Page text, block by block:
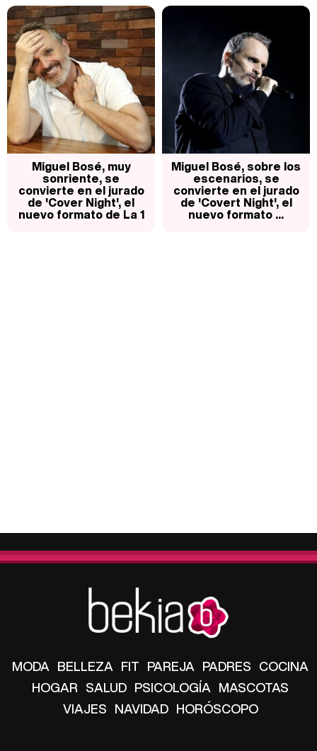
Miguel Bosé, muy
sonriente, se
convierte en el jurado
de 'Cover Night', el
nuevo formato de La 1
Miguel Bosé, sobre los
escenarios, se
convierte en el jurado
de 'Covert Night', el
nuevo formato ...
MODA BELLEZA FIT PAREJA PADRES COCINA
HOGAR SALUD PSICOLOGÍA MASCOTAS
VIAJES NAVIDAD HORÓSCOPO